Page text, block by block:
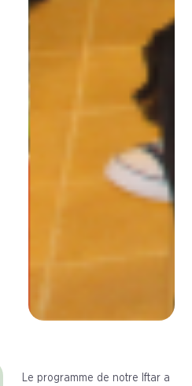
Le programme de notre Iftar a